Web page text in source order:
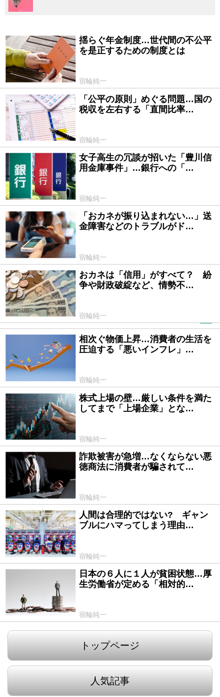
2024/06/28
揺らぐ年金制度…世代間の不公平
を是正するための制度とは
宿輪純一
2024/06/26
「公平の原則」めぐる問題…国の
税収を左右する「直間比率…
宿輪純一
2024/06/24
女子高生の冗談が招いた「豊川信
用金庫事件」…銀行への「…
宿輪純一
2024/06/21
「おカネが振り込まれない…」送
金障害などのトラブルがド…
宿輪純一
2024/06/13
おカネは「信用」がすべて？ 紛
争や財政破綻など、情勢不…
宿輪純一
2024/06/11
相次ぐ物価上昇…消費者の生活を
圧迫する「悪いインフレ」…
宿輪純一
2024/06/06
株式上場の壁…厳しい条件を満た
してまで「上場企業」とな…
宿輪純一
2024/06/04
詐欺被害が急増…なくならない悪
徳商法に消費者が騙されて…
宿輪純一
2024/05/29
人間は合理的ではない? ギャン
ブルにハマってしまう理由…
宿輪純一
日本の６人に１人が貧困状態…厚
生労働省が定める「相対的…
宿輪純一
トップページ
人気記事